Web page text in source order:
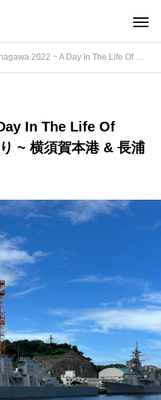
2022 ~ A Day In The Life Of Yokosuka – 軍港めぐり ~ 横須賀本港 & 長浦港 前編
In The Life Of
~ 横須賀本港 & 長浦